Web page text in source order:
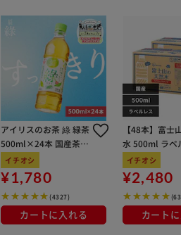
アイリスのお茶 綠 緑茶
500ml×24本 国産茶葉
100％使用
イチオシ
¥1,780
(4327)
カートに入れる
【48本】富士
水 500ml ラベ
イチオシ
¥2,480
カート